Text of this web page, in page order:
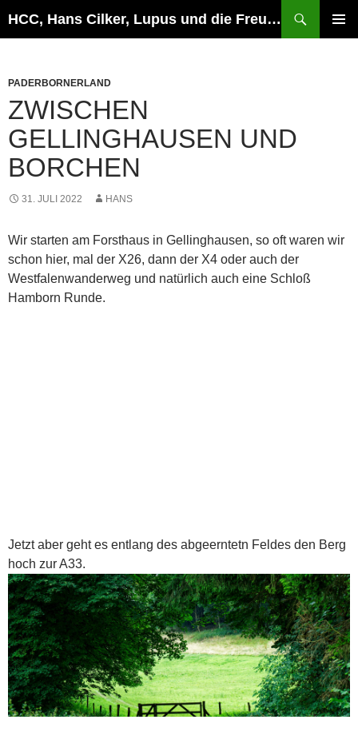
Inhalt
HCC, Hans Cilker, Lupus und die Freunde
PADERBORNERLAND
ZWISCHEN
GELLINGHAUSEN UND
BORCHEN
31. JULI 2022 HANS
Wir starten am Forsthaus in Gellinghausen, so oft waren wir
schon hier, mal der X26, dann der X4 oder auch der
Westfalenwanderweg und natürlich auch eine Schloß
Hamborn Runde.
Jetzt aber geht es entlang des abgeerntetn Feldes den Berg
hoch zur A33.